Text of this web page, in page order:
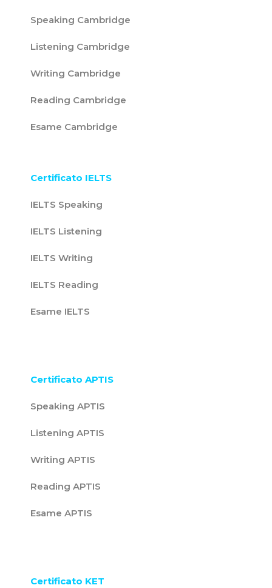
Speaking Cambridge
Listening Cambridge
Writing Cambridge
Reading Cambridge
Esame Cambridge
Certificato IELTS
IELTS Speaking
IELTS Listening
IELTS Writing
IELTS Reading
Esame IELTS
Certificato APTIS
Speaking APTIS
Listening APTIS
Writing APTIS
Reading APTIS
Esame APTIS
Certificato KET